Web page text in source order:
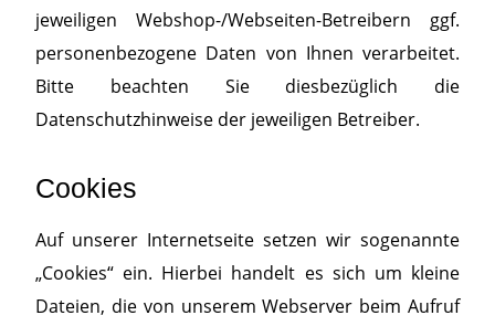
jeweiligen Webshop-/Webseiten-Betreibern ggf.
personenbezogene Daten von Ihnen verarbeitet.
Bitte beachten Sie diesbezüglich die
Datenschutzhinweise der jeweiligen Betreiber.
Cookies
Auf unserer Internetseite setzen wir sogenannte
„Cookies“ ein. Hierbei handelt es sich um kleine
Dateien, die von unserem Webserver beim Aufruf